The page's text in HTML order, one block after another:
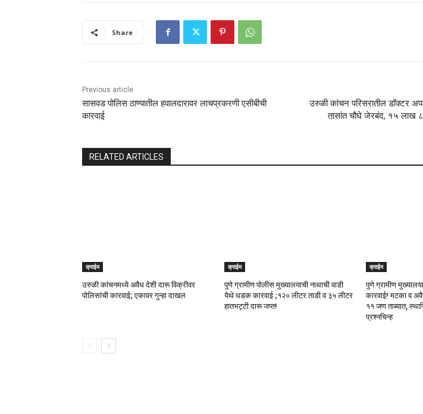
Share
Previous article
सासवड पोलिस ठाण्यातील हवालदारावर लाचप्रकरणी एसीबीची
कारवाई
उरुळी कांचन परिसरातील डॉक्टर
तासांत चौघे जेरबंद, १५ लाख
RELATED ARTICLES
क्राईम
उरुळी कांचनमध्ये अवैध देशी दारू विक्रीवर
पोलिसांची कारवाई; एकावर गुन्हा दाखल
क्राईम
पुणे ग्रामीण पोलीस मुख्यालयाची नाथाची वाडी
येथे धडक कारवाई ;१२० लीटर ताडी व ३५ लीटर
हातभट्टी दारू जप्त!
क्राईम
पुणे ग्रामीण
कारवाई! मटका व
११ जण ताब्यात,
प्रश्नचिन्ह